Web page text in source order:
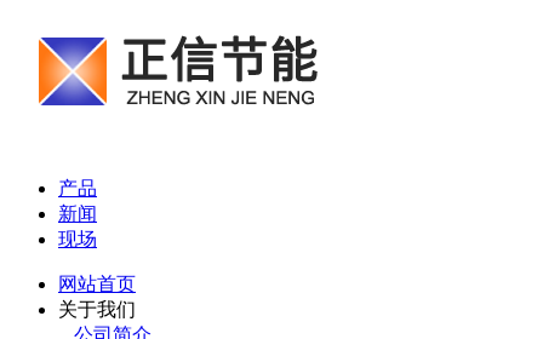
产品
新闻
现场
网站首页
关于我们
公司简介